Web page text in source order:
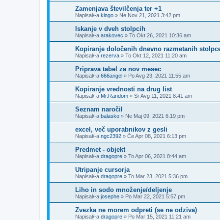
Zamenjava številčenja ter +1
Napisal/-a kingo » Ne Nov 21, 2021 3:42 pm
Iskanje v dveh stolpcih
Napisal/-a arakovec » To Okt 26, 2021 10:36 am
Kopiranje določenih dnevno razmetanih
Napisal/-a rezerva » To Okt 12, 2021 11:20 am
Priprava tabel za nov mesec
Napisal/-a 666angel » Po Avg 23, 2021 11:55 am
Kopiranje vrednosti na drug list
Napisal/-a Mr.Random » Sr Avg 11, 2021 8:41 am
Seznam naročil
Napisal/-a balasko » Ne Maj 09, 2021 6:19 pm
excel, več uporabnikov z gesli
Napisal/-a ngc2392 » Če Apr 08, 2021 6:13 pm
Predmet - objekt
Napisal/-a dragopre » To Apr 06, 2021 8:44 am
Utripanje cursorja
Napisal/-a dragopre » To Mar 23, 2021 5:36 pm
Liho in sodo množenje/deljenje
Napisal/-a josephe » Po Mar 22, 2021 5:57 pm
Zvezka ne morem odpreti (se ne odziva)
Napisal/-a dragopre » Po Mar 15, 2021 11:21 am